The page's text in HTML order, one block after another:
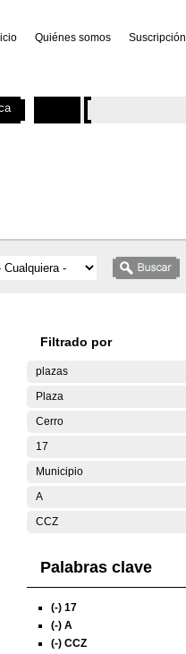
Quiénes somos Suscripción
Filtrado por
plazas
Plaza
Cerro
17
Municipio
A
CCZ
Palabras clave
(-) 17
(-) A
(-) CCZ